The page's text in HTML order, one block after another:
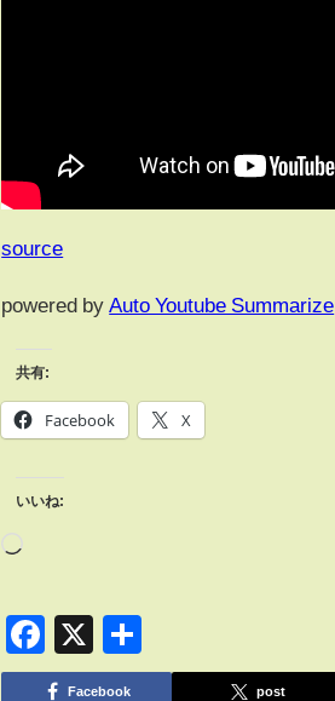
source
powered by Auto Youtube Summarize
共有:
Facebook X
いいね:
Facebook
X
有
Facebook post